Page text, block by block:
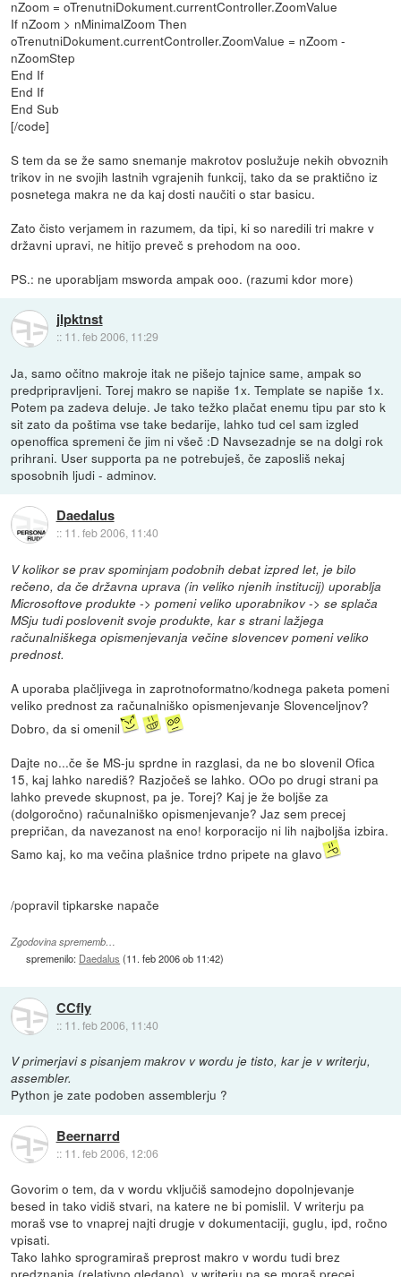
nZoom = oTrenutniDokument.currentController.ZoomValue
If nZoom > nMinimalZoom Then
oTrenutniDokument.currentController.ZoomValue = nZoom -
nZoomStep
End If
End If
End Sub
[/code]
S tem da se že samo snemanje makrotov poslužuje nekih obvoznih
trikov in ne svojih lastnih vgrajenih funkcij, tako da se praktično iz
posnetega makra ne da kaj dosti naučiti o star basicu.
Zato čisto verjamem in razumem, da tipi, ki so naredili tri makre v
državni upravi, ne hitijo preveč s prehodom na ooo.
PS.: ne uporabljam msworda ampak ooo. (razumi kdor more)
jlpktnst
:: 11. feb 2006, 11:29
Ja, samo očitno makroje itak ne pišejo tajnice same, ampak so
predpripravljeni. Torej makro se napiše 1x. Template se napiše 1x.
Potem pa zadeva deluje. Je tako težko plačat enemu tipu par sto k
sit zato da poštima vse take bedarije, lahko tud cel sam izgled
openoffica spremeni če jim ni všeč :D Navsezadnje se na dolgi rok
prihrani. User supporta pa ne potrebuješ, če zaposliš nekaj
sposobnih ljudi - adminov.
Daedalus
:: 11. feb 2006, 11:40
V kolikor se prav spominjam podobnih debat izpred let, je bilo
rečeno, da če državna uprava (in veliko njenih institucij) uporablja
Microsoftove produkte -> pomeni veliko uporabnikov -> se splača
MSju tudi poslovenit svoje produkte, kar s strani lažjega
računalniškega opismenjevanja večine slovencev pomeni veliko
prednost.
A uporaba plačljivega in zaprotnoformatno/kodnega paketa pomeni
veliko prednost za računalniško opismenjevanje Slovenceljnov?
Dobro, da si omenil
Dajte no...če še MS-ju sprdne in razglasi, da ne bo slovenil Ofica
15, kaj lahko narediš? Razjočeš se lahko. OOo po drugi strani pa
lahko prevede skupnost, pa je. Torej? Kaj je že boljše za
(dolgoročno) računalniško opismenjevanje? Jaz sem precej
prepričan, da navezanost na eno! korporacijo ni lih najboljša izbira.
Samo kaj, ko ma večina plašnice trdno pripete na glavo
/popravil tipkarske napače
Zgodovina sprememb…
spremenilo: Daedalus (11. feb 2006 ob 11:42)
CCfly
:: 11. feb 2006, 11:40
V primerjavi s pisanjem makrov v wordu je tisto, kar je v writerju,
assembler.
Python je zate podoben assemblerju ?
Beernarrd
:: 11. feb 2006, 12:06
Govorim o tem, da v wordu vključiš samodejno dopolnjevanje
besed in tako vidiš stvari, na katere ne bi pomislil. V writerju pa
moraš vse to vnaprej najti drugje v dokumentaciji, guglu, ipd, ročno
vpisati.
Tako lahko sprogramiraš preprost makro v wordu tudi brez